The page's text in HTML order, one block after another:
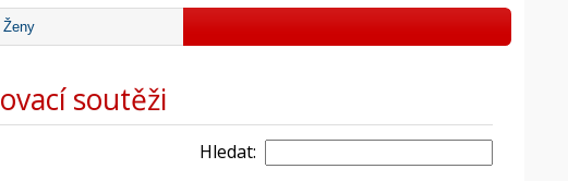
Ženy
soutěži
Hledat: